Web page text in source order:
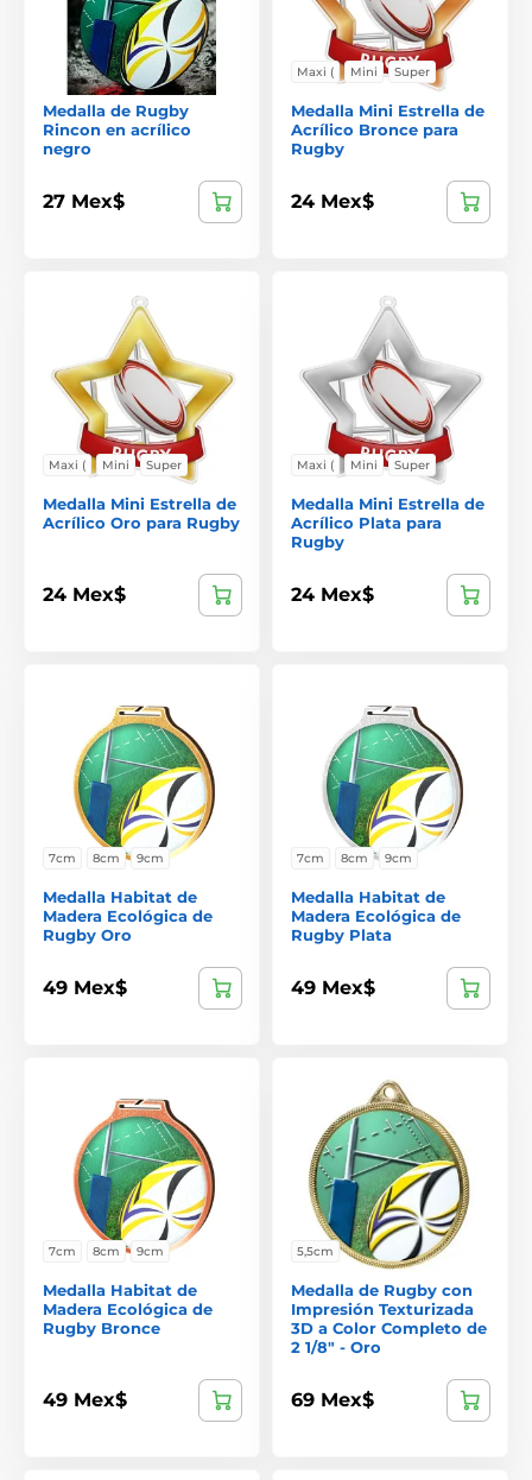
Medalla de Rugby
Rincon en acrílico
negro
27 Mex$
Maxi ( Mini Super
Medalla Mini Estrella de
Acrílico Bronce para
Rugby
24 Mex$
Maxi ( Mini Super
Medalla Mini Estrella de
Acrílico Oro para Rugby
24 Mex$
Maxi ( Mini Super
Medalla Mini Estrella de
Acrílico Plata para
Rugby
24 Mex$
7cm 8cm 9cm
Medalla Habitat de
Madera Ecológica de
Rugby Oro
49 Mex$
7cm 8cm 9cm
Medalla Habitat de
Madera Ecológica de
Rugby Plata
49 Mex$
7cm 8cm 9cm
Medalla Habitat de
Madera Ecológica de
Rugby Bronce
49 Mex$
5,5cm
Medalla de Rugby con
Impresión Texturizada
3D a Color Completo de
2 1/8" - Oro
69 Mex$